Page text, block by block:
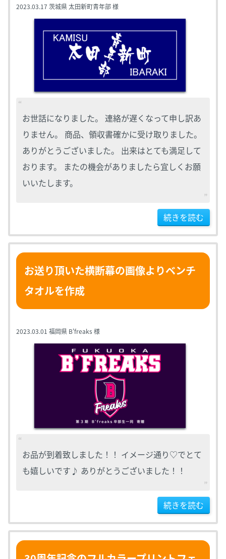
2023.03.17 茨城県 太田新町青年部 様
お世話になりました。 連絡が遅くなって申し訳あ
りません。 商品、領収書確かに受け取りました。
ありがとうございました。 出来はとても満足して
おります。 またの機会がありましたら宜しくお願
いいたします。
続きを読む
お送り頂いた横断幕の画像よりベンチ
タオルを作成
2023.03.01 福岡県 B'freaks 様
お品が到着致しました！！ イメージ通り♡でとて
も嬉しいです♪ ありがとうございました！！
続きを読む